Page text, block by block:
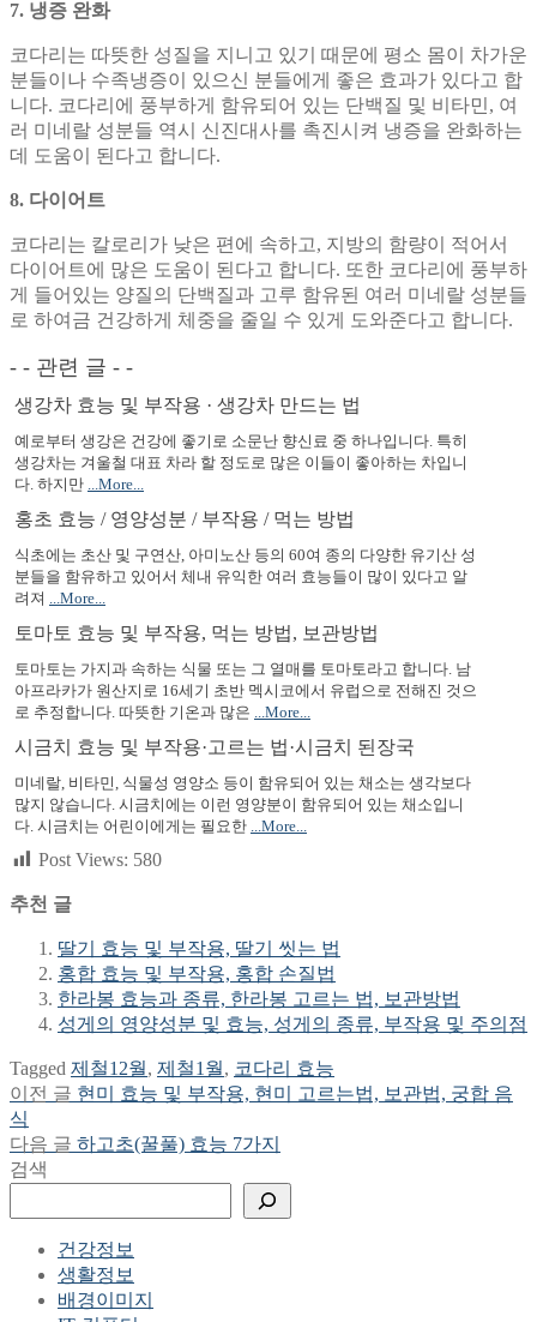
7. 냉증 완화
코다리는 따뜻한 성질을 지니고 있기 때문에 평소 몸이 차가운
분들이나 수족냉증이 있으신 분들에게 좋은 효과가 있다고 합
니다. 코다리에 풍부하게 함유되어 있는 단백질 및 비타민, 여
러 미네랄 성분들 역시 신진대사를 촉진시켜 냉증을 완화하는
데 도움이 된다고 합니다.
8. 다이어트
코다리는 칼로리가 낮은 편에 속하고, 지방의 함량이 적어서
다이어트에 많은 도움이 된다고 합니다. 또한 코다리에 풍부하
게 들어있는 양질의 단백질과 고루 함유된 여러 미네랄 성분들
로 하여금 건강하게 체중을 줄일 수 있게 도와준다고 합니다.
- - 관련 글 - -
생강차 효능 및 부작용 · 생강차 만드는 법
예로부터 생강은 건강에 좋기로 소문난 향신료 중 하나입니다. 특히
생강차는 겨울철 대표 차라 할 정도로 많은 이들이 좋아하는 차입니
다. 하지만
...More...
홍초 효능 / 영양성분 / 부작용 / 먹는 방법
식초에는 초산 및 구연산, 아미노산 등의 60여 종의 다양한 유기산 성
분들을 함유하고 있어서 체내 유익한 여러 효능들이 많이 있다고 알
려져
...More...
토마토 효능 및 부작용, 먹는 방법, 보관방법
토마토는 가지과 속하는 식물 또는 그 열매를 토마토라고 합니다. 남
아프라카가 원산지로 16세기 초반 멕시코에서 유럽으로 전해진 것으
로 추정합니다. 따뜻한 기온과 많은
...More...
시금치 효능 및 부작용·고르는 법·시금치 된장국
미네랄, 비타민, 식물성 영양소 등이 함유되어 있는 채소는 생각보다
많지 않습니다. 시금치에는 이런 영양분이 함유되어 있는 채소입니
다. 시금치는 어린이에게는 필요한
...More...
Post Views: 580
추천 글
딸기 효능 및 부작용, 딸기 씻는 법
홍합 효능 및 부작용, 홍합 손질법
한라봉 효능과 종류, 한라봉 고르는 법, 보관방법
성게의 영양성분 및 효능, 성게의 종류, 부작용 및 주의점
Tagged 제철12월, 제철1월, 코다리 효능
글
탐
색
이전 글 Previous
현미 효능 및 부작용, 현미 고르는법, 보관법, 궁합 음
식
다음 글 Next
하고초(꿀풀) 효능 7가지
검색
건강정보
생활정보
배경이미지